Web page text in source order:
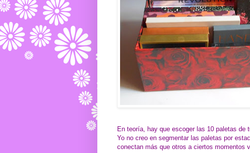
En teoría, hay que escoger las 10 paletas
Yo no creo en segmentar las paletas por
conectan más que otros a ciertos momentos